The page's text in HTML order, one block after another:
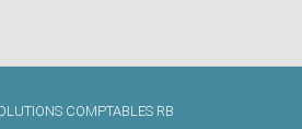
COMPTABLES RB